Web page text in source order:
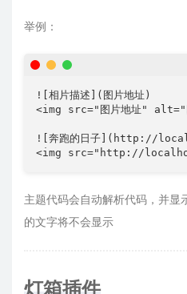
举例：
![相片描述](图片地址)
<img src="图片地址" alt="
![奔跑的日子](http://
<img src="http://
主题代码会自动解析代码，并显
的文字将不会显示
灯箱插件